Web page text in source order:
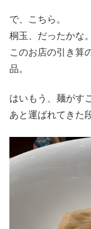
で、こちら。
桐玉、だったかな。
このお店の引き算
品。
はいもう、麺がす
あと運ばれてきた